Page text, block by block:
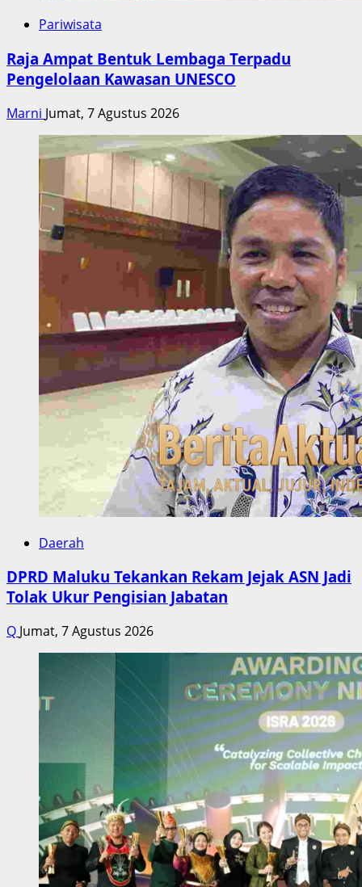
Pariwisata
Raja Ampat Bentuk Lembaga Terpadu
Pengelolaan Kawasan UNESCO
Marni Jumat, 7 Agustus 2026
Daerah
DPRD Maluku Tekankan Rekam Jejak ASN Jadi
Tolak Ukur Pengisian Jabatan
Q Jumat, 7 Agustus 2026